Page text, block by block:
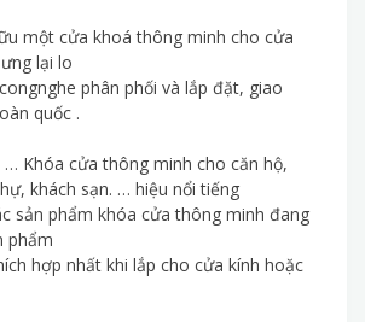
một cửa khoá thông minh cho cửa
lại lo
phân phối và lắp đặt, giao
quốc .
… Khóa cửa thông minh cho căn hộ,
khách sạn. … hiệu nổi tiếng
sản phẩm khóa cửa thông minh đang
phẩm
hợp nhất khi lắp cho cửa kính hoặc